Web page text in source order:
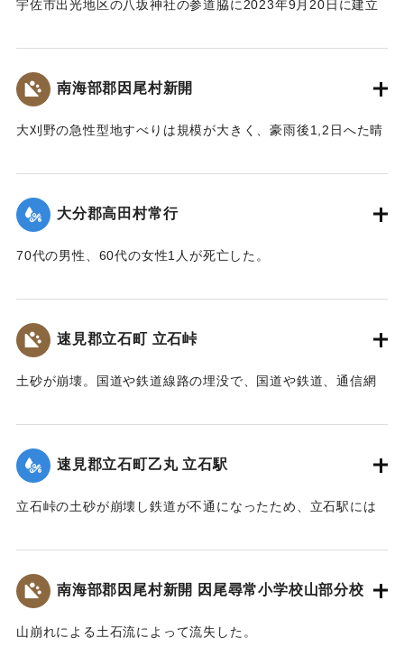
[学生CERDの感想]
の甚大さが伺えた。
｜固有コード:00481077
宇佐市出光地区の八坂神社の参道脇に2023年9月20日に建立
1943（昭和18）年9月20日に発生した大規模な土石流によ
り、八坂神社周辺の集落が被害を受けた。
災害発生当時の新聞には死者27人と記載されているが、近く
また、八坂神社の本殿は土石流により流失したが、石碑のそ
【碑文】
昭和一八年（一九四三年）大分県下を襲った台風二十六号
は、九月二十日、宇佐市の旧北馬城村出光地区に「山津波」
たらしただけでなく、多くの家屋をのみ込み、二十九人もの
尊い命を奪いました。
太平洋戦争中だったこともあり、新聞にも大きくは取り扱
事にも拘らず、宇佐市史に記録されることもなく、多くの市
のは、「北馬城の昔をたずねる会」の皆さんでした。その活
動に対して改めて敬意を表します。
令和五年はこの災害から八十年目の節目の年に当たりま
碑を建立します。
遺族関係者一同
南海部郡因尾村新開
大刈野の急性型地すべりは規模が大きく、豪雨後1,2日へた晴
り、500m上流の新開部落の小学校校舎を浮上し、2.5～3Km
上流に逆流させ、樫ノ峯部落の下流1Kmのところでとまっ
た。天然ダムはその後きれて下流に大水害を与えている。奥
戸主はいまもなお行方不明である。
【出典：日本の国土 : 自然と開発 下（小出博,東京大学出版
｜固有コード:
大分郡高田村常行
70代の男性、60代の女性1人が死亡した。
｜固有コード:00481071
速見郡立石町 立石峠
土砂が崩壊。国道や鉄道線路の埋没で、国道や鉄道、通信網
会をを開いて災害復旧対策を協議した。22日には、町民を総
動員して立石峠の鉄道線路と国道の復旧作業に着手した。昼
夜兼行の奮闘のかいあって23日午前中には、早くも列車の開
及んだが、食事は、すべて婦人会員の炊き出しによってまか
め車馬が通行できるようになったのは10月3日であった。
文化研究会 松原保則氏の報告による）】
速見郡立石町乙丸 立石駅
立石峠の土砂が崩壊し鉄道が不通になったため、立石駅には
であるから乗客の中には多くの応召兵も含まれていた。立石
駅付近の街は浸水し濁流が洗っていたが、立石町長は、婦人
会員を召集して炊き出しをし、列車の乗客に配給した。
【出典：山香町誌（山香町誌刊行会、1982）（おおいた石造
南海部郡因尾村新開 因尾尋常小学校山部分校
山崩れによる土石流によって流失した。